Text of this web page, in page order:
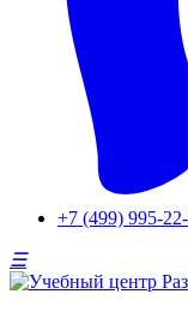
+7 (499) 995-